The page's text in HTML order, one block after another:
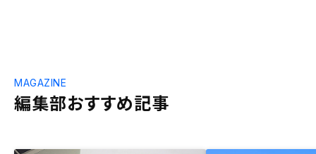
編集部おすすめ記事
MAGAZINE